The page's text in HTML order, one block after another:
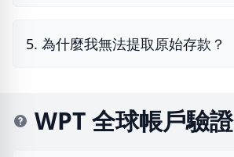
5. 為什麼我無法提取原始存款？
WPT 全球帳戶驗證